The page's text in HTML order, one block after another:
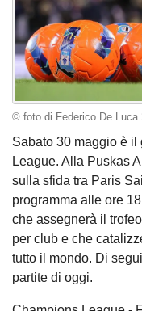
© foto di Federico De Luca
Sabato 30 maggio è
League. Alla Puskas
sulla sfida tra Paris
programma alle ore
che assegnerà il
per club e che
tutto il mondo. Di
partite di oggi.